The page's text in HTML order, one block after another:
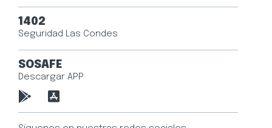
1402
Seguridad Las Condes
SOSAFE
Descargar APP